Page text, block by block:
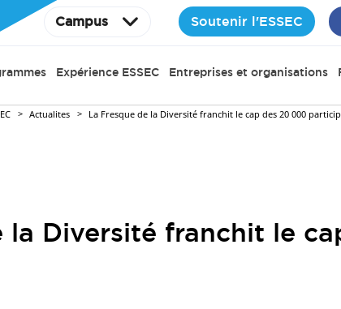
Campus Soutenir l'ESSEC
Expérience ESSEC Entreprises et organisations
Actualites La Fresque de la Diversité franchit le cap des 20 000
la Diversité franchit le